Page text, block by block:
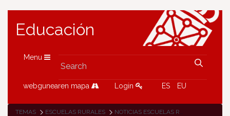
Educación
Menu
webgunearen mapa Login ES EU
TEMAS ESCUELAS RURALES
NOTICIAS ESCUELAS RURALES